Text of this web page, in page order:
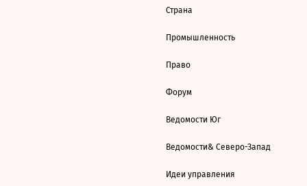
Страна
Промышленность
Право
Форум
Ведомости Юг
Ведомости& Северо-Запад
Идеи управления